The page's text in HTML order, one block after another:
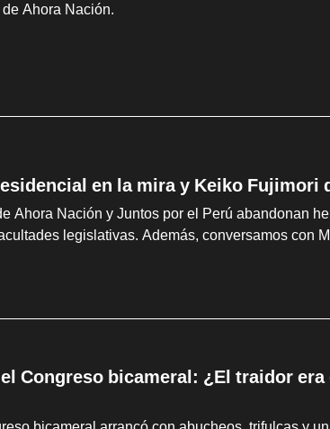
Ahora Nación.
en la mira y Keiko Fujimori
Ahora Nación y Juntos por el Perú abandonan
legislativas. Además, conversamos con
Congreso bicameral: ¿El traidor